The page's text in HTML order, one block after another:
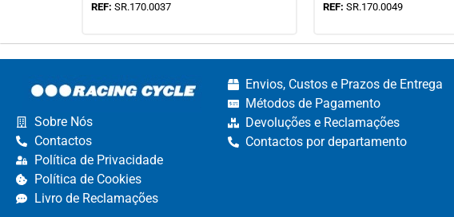
REF: SR.170.0037 REF: SR.170.0049
Sobre Nós
Contactos
Política de Privacidade
Política de Cookies
Livro de Reclamações
Envios, Custos e Prazos de Entrega
Métodos de Pagamento​
Devoluções e Reclamações​
Contactos por departamento​